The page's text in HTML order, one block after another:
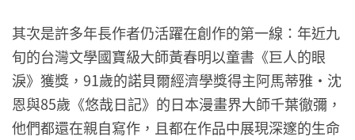
其次是許多年長作者仍活躍在創作的第一線：年近九
旬的台灣文學國寶級大師黃春明以童書《巨人的眼
淚》獲獎，91歲的諾貝爾經濟學獎得主阿馬蒂雅・沈
恩與85歲《悠哉日記》的日本漫畫界大師千葉徹彌，
他們都還在親自寫作，且都在作品中展現深邃的生命